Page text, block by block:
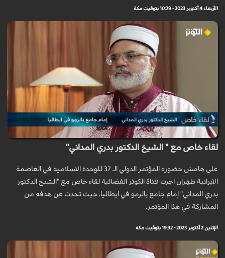
الأربعاء 4 أكتوبر 2023 - 10:29 بتوقيت مكة
لقاء خاص مع " الشيخ الدكتور بدري المداني"
على هامش حضوره المؤتمر الدولي الـ 37 للوحدة الاسلامية في العاصمة
الايرانية طهران اجرت قناة الكوثر الفضائية لقاء خاص مع "الشيخ الدكتور
بدري المداني" إمام جامع بالرمو في ايطاليا، حيث تحدث عن هدفه من
المشاركة في هذا المؤتمر.
الإثنين 2 أكتوبر 2023 - 19:32 بتوقيت مكة